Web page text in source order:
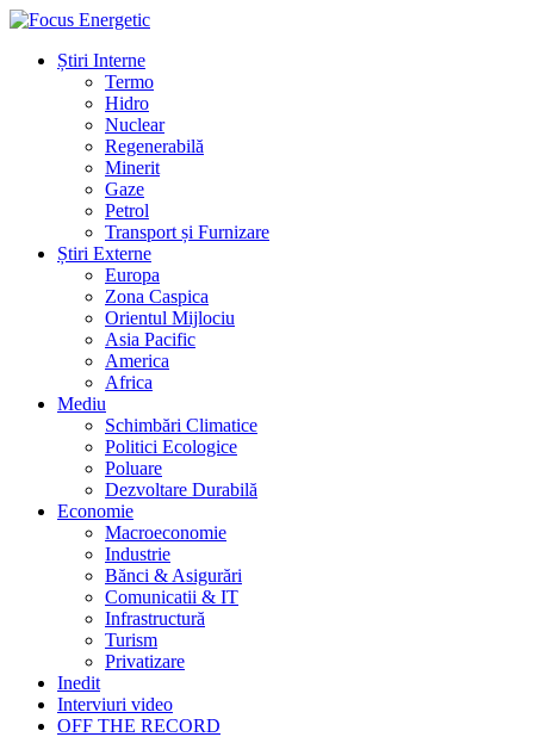
Știri Interne
Termo
Hidro
Nuclear
Regenerabilă
Minerit
Gaze
Petrol
Transport și Furnizare
Știri Externe
Europa
Zona Caspica
Orientul Mijlociu
Asia Pacific
America
Africa
Mediu
Schimbări Climatice
Politici Ecologice
Poluare
Dezvoltare Durabilă
Economie
Macroeconomie
Industrie
Bănci & Asigurări
Comunicatii & IT
Infrastructură
Turism
Privatizare
Inedit
Interviuri video
OFF THE RECORD